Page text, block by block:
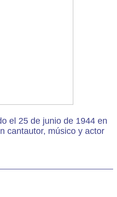
el 25 de junio de 1944 en
cantautor, músico y actor